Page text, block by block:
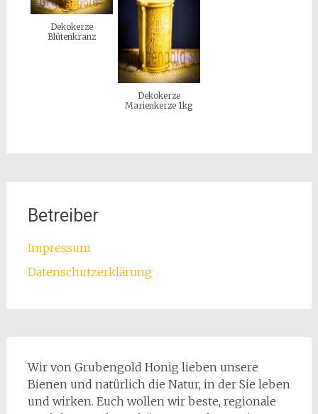
Dekokerze
Blütenkranz
Dekokerze
Marienkerze 1kg
Betreiber
Impressum
Datenschutzerklärung
Wir von Grubengold Honig lieben unsere
Bienen und natürlich die Natur, in der Sie leben
und wirken. Euch wollen wir beste, regionale